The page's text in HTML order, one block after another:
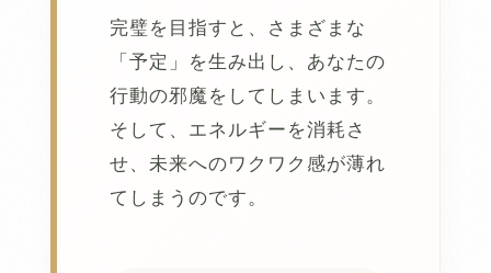
完璧を目指すと、さまざまな
「予定」を生み出し、あなたの
行動の邪魔をしてしまいます。
そして、エネルギーを消耗さ
せ、未来へのワクワク感が薄れ
てしまうのです。